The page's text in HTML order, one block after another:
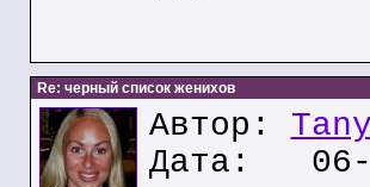
Re: черный список женихов
Автор:
Дата: 06-